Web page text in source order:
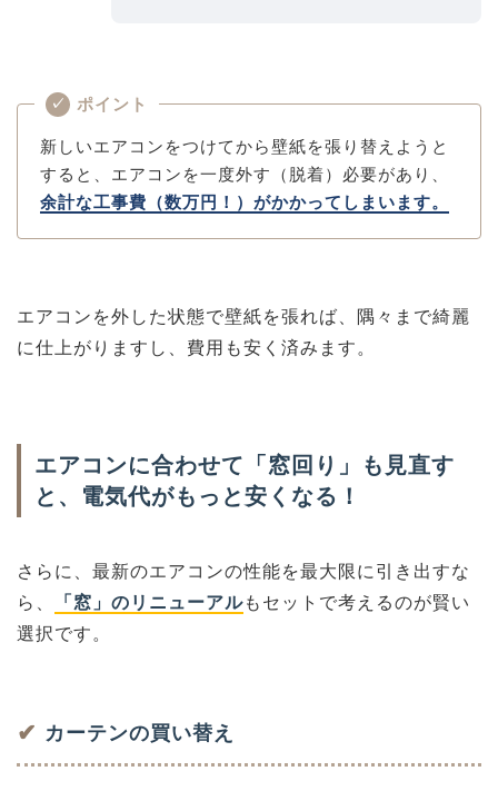
✓ ポイント
新しいエアコンをつけてから壁紙を張り替えようと
すると、エアコンを一度外す（脱着）必要があり、
余計な工事費（数万円！）がかかってしまいます。
エアコンを外した状態で壁紙を張れば、隅々まで綺麗
に仕上がりますし、費用も安く済みます。
エアコンに合わせて「窓回り」も見直す
と、電気代がもっと安くなる！
さらに、最新のエアコンの性能を最大限に引き出すな
ら、
「窓」のリニューアルもセットで考えるのが賢い
選択です。
✔ カーテンの買い替え